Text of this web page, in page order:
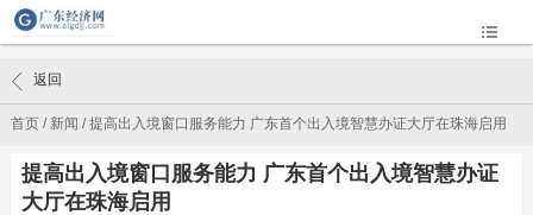
首页/ 新闻 /提高出入境窗口服务能力 广东首个出入境智慧办证大厅在珠海启用
返回
提高出入境窗口服务能力 广东首个出入境智慧办证
大厅在珠海启用